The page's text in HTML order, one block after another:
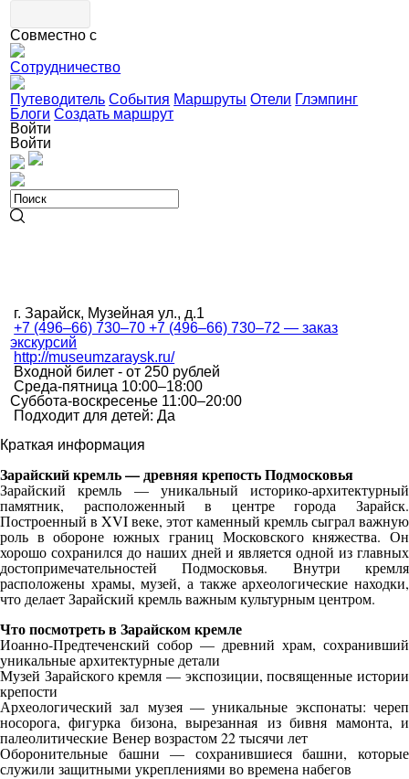
Совместно с
Сотрудничество
Путеводитель События Маршруты Отели Глэмпинг
Блоги Создать маршрут
Войти
Войти
г. Зарайск, Музейная ул., д.1
+7 (496–66) 730–70 +7 (496–66) 730–72 — заказ
экскурсий
http://museumzaraysk.ru/
Входной билет - от 250 рублей
Среда-пятница 10:00–18:00
Суббота-воскресенье 11:00–20:00
Подходит для детей: Да
Краткая информация
Зарайский кремль — древняя крепость Подмосковья
Зарайский кремль — уникальный историко-архитектурный
памятник, расположенный в центре города Зарайск.
Построенный в XVI веке, этот каменный кремль сыграл важную
роль в обороне южных границ Московского княжества. Он
хорошо сохранился до наших дней и является одной из главных
достопримечательностей Подмосковья. Внутри кремля
расположены храмы, музей, а также археологические находки,
что делает Зарайский кремль важным культурным центром.
Что посмотреть в Зарайском кремле
Иоанно-Предтеченский собор — древний храм, сохранивший
уникальные архитектурные детали
Музей Зарайского кремля — экспозиции, посвященные истории
крепости
Археологический зал музея — уникальные экспонаты: череп
носорога, фигурка бизона, вырезанная из бивня мамонта, и
палеолитические Венер возрастом 22 тысячи лет
Оборонительные башни — сохранившиеся башни, которые
служили защитными укреплениями во времена набегов